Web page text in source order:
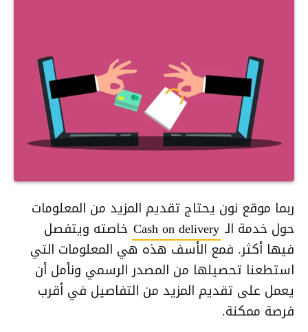
ربما موقع نون يحتاج تقديم المزيد من المعلومات
حول خدمة الـ Cash on delivery خاصته ويتفصل
فيها أكثر. فمع الأسف هذه هي المعلومات التي
استطعنا تحصيلها من المصدر الرسمي ونأمل أن
يعمل على تقديم المزيد من التفاصيل في أقرب
فرصة ممكنة.